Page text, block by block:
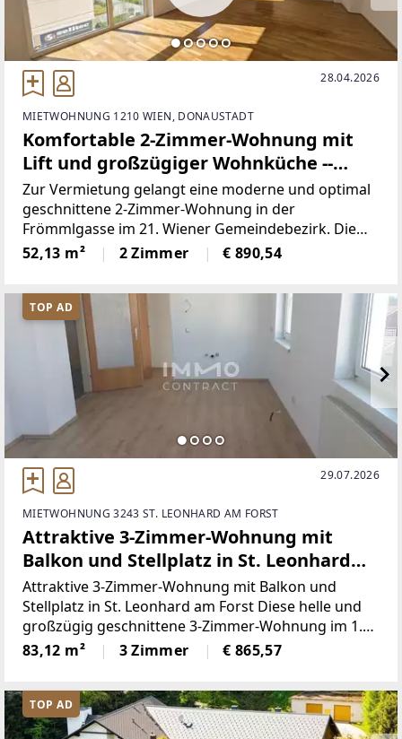
28.04.2026
MIETWOHNUNG 1210 WIEN, DONAUSTADT
Komfortable 2-Zimmer-Wohnung mit
Lift und großzügiger Wohnküche --
Frömmlgasse
Zur Vermietung gelangt eine moderne und optimal
geschnittene 2-Zimmer-Wohnung in der
Frömmlgasse im 21. Wiener Gemeindebezirk. Die
Wohnung befindet sich im 3. Liftstock eines
gepflegten Wohnhauses und ist barrierefrei
erreichbar.Mit einer Wohnfläche
52,13 m² 2 Zimmer € 890,54
TOP AD
29.07.2026
MIETWOHNUNG 3243 ST. LEONHARD AM FORST
Attraktive 3-Zimmer-Wohnung mit
Balkon und Stellplatz in St. Leonhard
am Forst - förderbar
Attraktive 3-Zimmer-Wohnung mit Balkon und
Stellplatz in St. Leonhard am Forst Diese helle und
großzügig geschnittene 3-Zimmer-Wohnung im 1.
Obergeschoss bietet rund 83 m² Wohnfläche und
überzeugt durch eine angenehme Raumaufteilung
83,12 m² 3 Zimmer € 865,57
TOP AD